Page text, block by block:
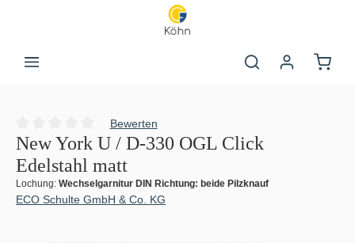
Durchschnittliche Bewertung von 0 von 5 Sternen
Bewerten
New York U / D-330 OGL Click
Edelstahl matt
Lochung: Wechselgarnitur DIN Richtung: beide Pilzknauf
ECO Schulte GmbH & Co. KG